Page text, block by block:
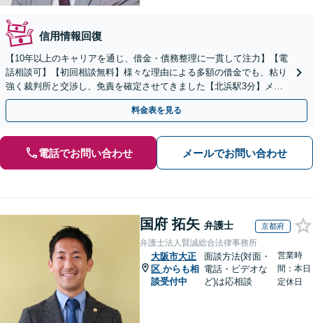
信用情報回復
【10年以上のキャリアを通じ、借金・債務整理に一貫して注力】【電
話相談可】【初回相談無料】様々な理由による多額の借金でも、粘り
強く裁判所と交渉し、免責を確定させてきました【北浜駅3分】メリ
ットやデメリットを分かりやすく説明
料金表を見る
電話でお問い合わせ メールでお問い合わせ
国府 拓矢 弁護士 京都府
弁護士法人賢誠総合法律事務所
大阪市大正
区 からも相
談受付中
面談方法(対面・
電話・ビデオな
ど)は応相談
営業時
間：本日
定休日